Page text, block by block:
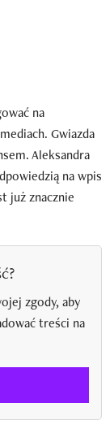
na
Gwiazda
Aleksandra
na wpis
już znacznie
zgody, aby
treści na